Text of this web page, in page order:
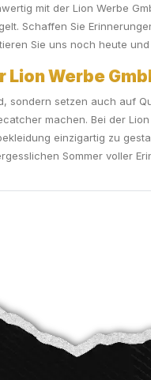
mit der Lion Werbe
Schaffen Sie
Sie uns noch heute
Lion Werbe
sondern setzen auch auf
machen. Bei der
einzigartig zu
Sommer voller